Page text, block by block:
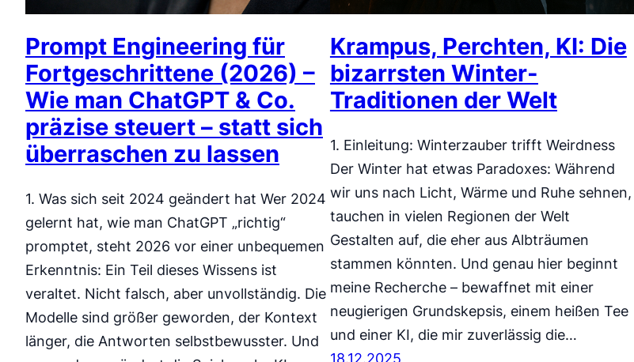
Prompt Engineering für
Fortgeschrittene (2026) –
Wie man ChatGPT & Co.
präzise steuert – statt sich
überraschen zu lassen
1. Was sich seit 2024 geändert hat Wer 2024
gelernt hat, wie man ChatGPT „richtig“
promptet, steht 2026 vor einer unbequemen
Erkenntnis: Ein Teil dieses Wissens ist
veraltet. Nicht falsch, aber unvollständig. Die
Modelle sind größer geworden, der Kontext
länger, die Antworten selbstbewusster. Und
Krampus, Perchten, KI: Die
bizarrsten Winter-
Traditionen der Welt
1. Einleitung: Winterzauber trifft Weirdness
Der Winter hat etwas Paradoxes: Während
wir uns nach Licht, Wärme und Ruhe sehnen,
tauchen in vielen Regionen der Welt
Gestalten auf, die eher aus Albträumen
stammen könnten. Und genau hier beginnt
meine Recherche – bewaffnet mit einer
neugierigen Grundskepsis, einem heißen Tee
und einer KI, die mir zuverlässig die…
18.12.2025